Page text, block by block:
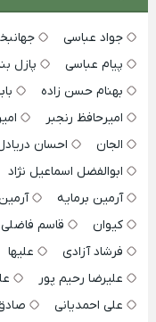
جواد عباسی
پیام عباسی
پازل
بهنام حسن زاده
امیرحافظ رنجبر
الجان
احسان
ابوالفضل اسماعیل نژاد
آرمین برمایه
کیوان
قاسم فاضلی
فرشاد آزادی
علیها
علیرضا رحیم پور
علی احمدیانی